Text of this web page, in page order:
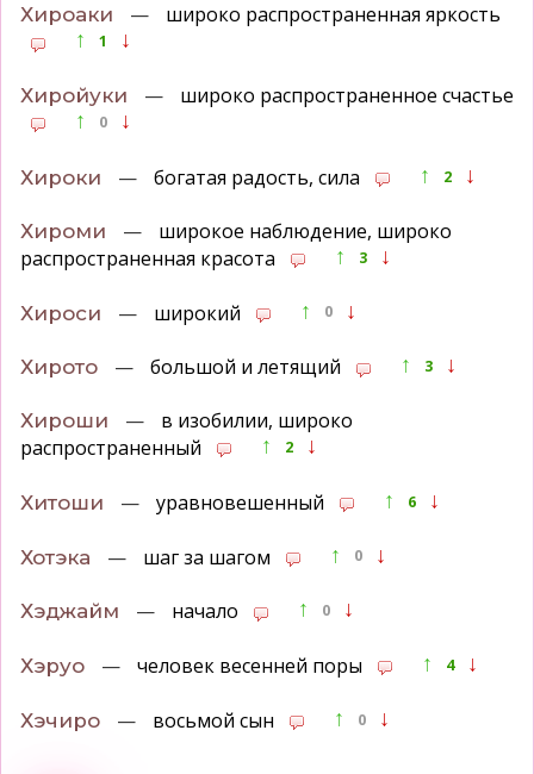
Хироаки — широко распространенная яркость
↑ 1 ↓
Хиройуки — широко распространенное счастье
↑ 0 ↓
Хироки — богатая радость, сила ↑ 2 ↓
Хироми —
широкое наблюдение, широко
распространенная красота
↑ 3 ↓
Хироси — широкий ↑ 0 ↓
Хирото — большой и летящий ↑ 3 ↓
Хироши —
в изобилии, широко
распространенный
↑ 2 ↓
Хитоши — уравновешенный ↑ 6 ↓
Хотэка — шаг за шагом ↑ 0 ↓
Хэджайм — начало ↑ 0 ↓
Хэруо — человек весенней поры ↑ 4 ↓
Хэчиро — восьмой сын ↑ 0 ↓